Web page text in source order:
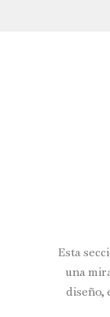
Esta
una
diseño,